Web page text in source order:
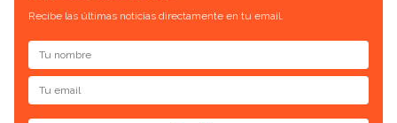
Recibe las últimas noticias directamente en tu email.